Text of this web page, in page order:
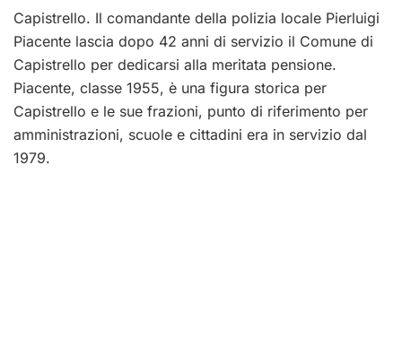
Capistrello. Il comandante della polizia locale Pierluigi
Piacente lascia dopo 42 anni di servizio il Comune di
Capistrello per dedicarsi alla meritata pensione.
Piacente, classe 1955, è una figura storica per
Capistrello e le sue frazioni, punto di riferimento per
amministrazioni, scuole e cittadini era in servizio dal
1979.